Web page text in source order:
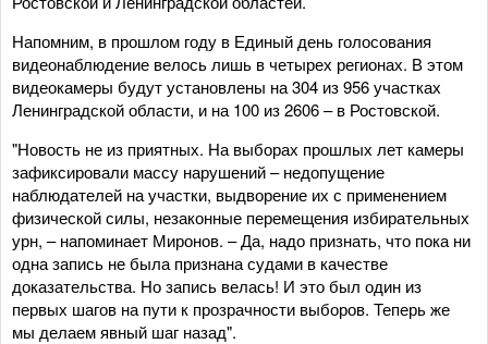
Напомним, в прошлом году в Единый день голосования
видеонаблюдение велось лишь в четырех регионах. В этом
видеокамеры будут установлены на 304 из 956 участках
Ленинградской области, и на 100 из 2606 – в Ростовской.
"Новость не из приятных. На выборах прошлых лет камеры
зафиксировали массу нарушений – недопущение
наблюдателей на участки, выдворение их с применением
физической силы, незаконные перемещения избирательных
урн, – напоминает Миронов. – Да, надо признать, что пока ни
одна запись не была признана судами в качестве
доказательства. Но запись велась! И это был один из
первых шагов на пути к прозрачности выборов. Теперь же
мы делаем явный шаг назад".